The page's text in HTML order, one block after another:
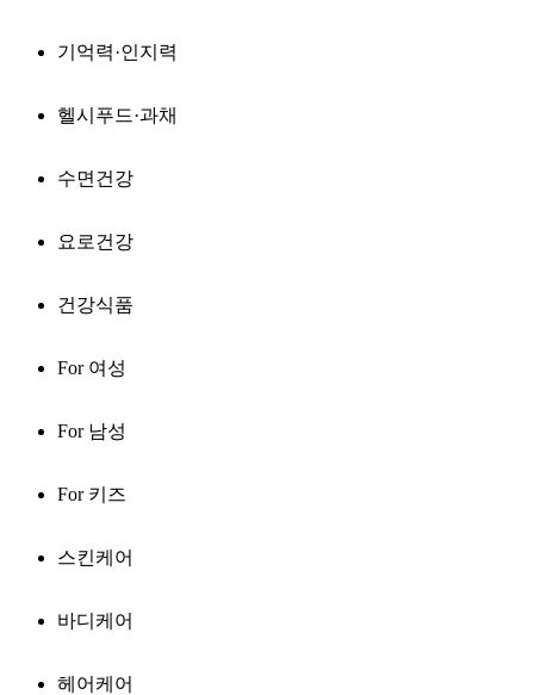
기억력·인지력
헬시푸드·과채
수면건강
요로건강
건강식품
For 여성
For 남성
For 키즈
스킨케어
바디케어
헤어케어